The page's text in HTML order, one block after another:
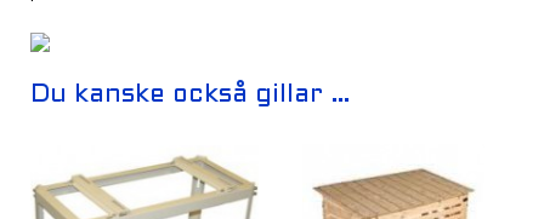
Du kanske också gillar …